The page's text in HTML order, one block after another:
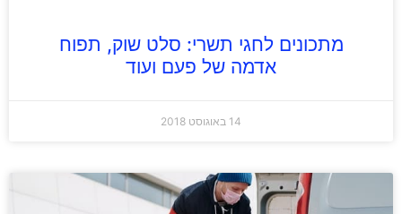
מתכונים לחגי תשרי: סלט שוק, תפוח
אדמה של פעם ועוד
14 באוגוסט 2018